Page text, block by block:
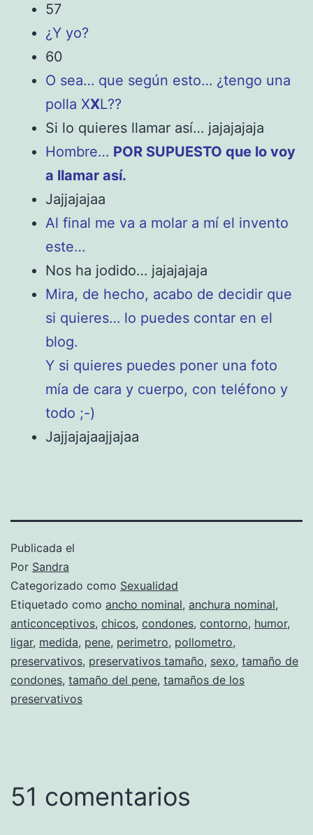
57
¿Y yo?
60
O sea… que según esto… ¿tengo una
polla XXL??
Si lo quieres llamar así… jajajajaja
Hombre… POR SUPUESTO que lo voy
a llamar así.
Jajjajajaa
Al final me va a molar a mí el invento
este…
Nos ha jodido… jajajajaja
Mira, de hecho, acabo de decidir que
si quieres… lo puedes contar en el
blog.
Y si quieres puedes poner una foto
mía de cara y cuerpo, con teléfono y
todo ;-)
Jajjajajaajjajaa
Publicada el
Por Sandra
Categorizado como Sexualidad
Etiquetado como ancho nominal, anchura nominal,
anticonceptivos, chicos, condones, contorno, humor,
ligar, medida, pene, perimetro, pollometro,
preservativos, preservativos tamaño, sexo, tamaño de
condones, tamaño del pene, tamaños de los
preservativos
51 comentarios